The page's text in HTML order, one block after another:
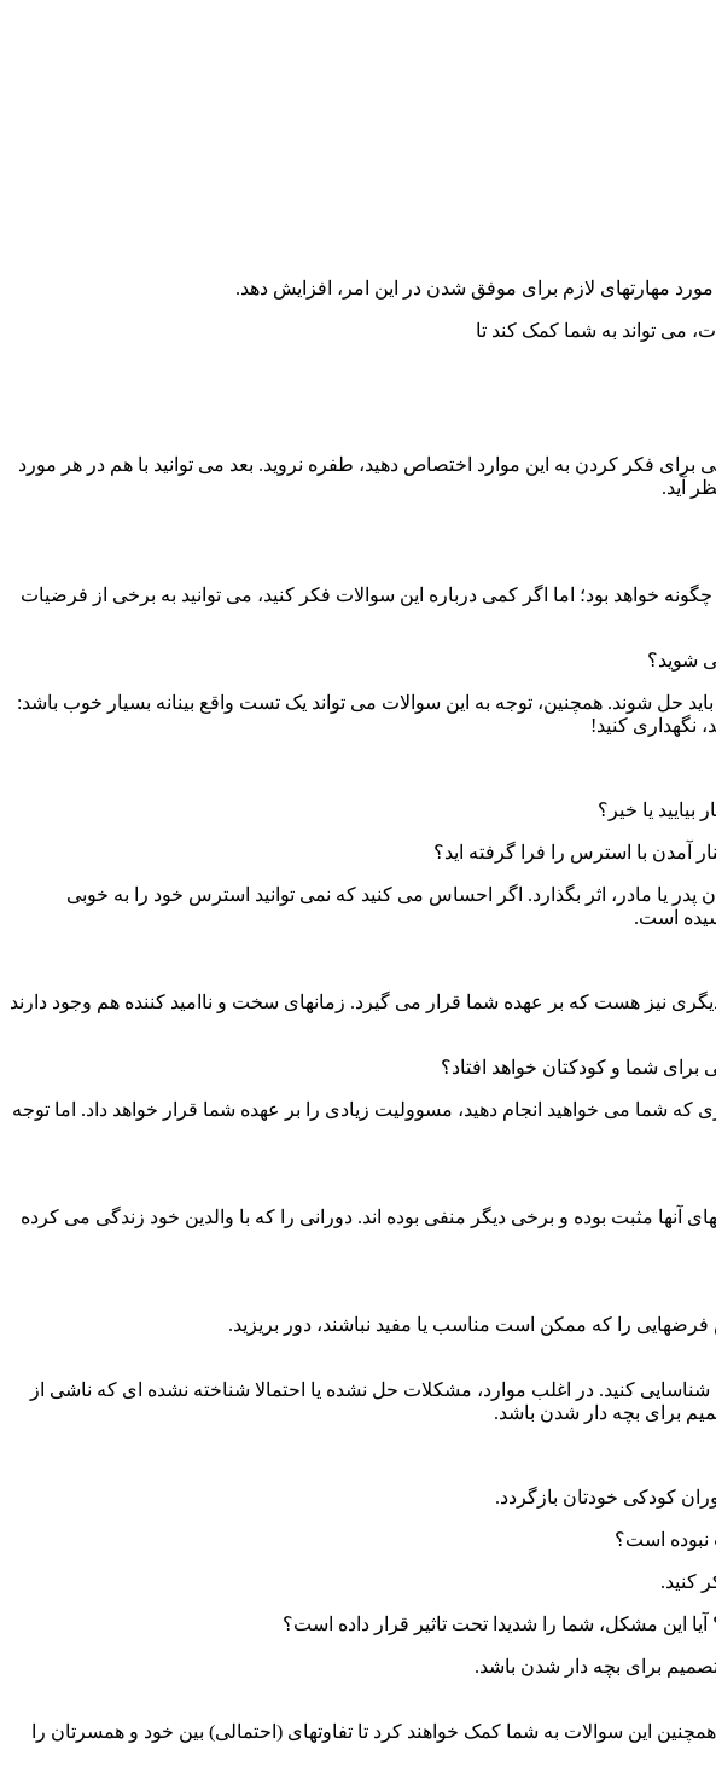
مهارتهای لازم برای موفق شدن در این امر، افزایش دهد.
می تواند به شما کمک کند تا
برای فکر کردن به این موارد اختصاص دهید، طفره نروید. بعد می توانید با هم در هر مورد
آید.
خواهد بود؛ اما اگر کمی درباره این سوالات فکر کنید، می توانید به برخی از فرضیات
شوید؟
حل شوند. همچنین، توجه به این سوالات می تواند یک تست واقع بینانه بسیار خوب باشد:
نگهداری کنید!
یا خیر؟
با استرس را فرا گرفته اید؟
یا مادر، اثر بگذارد. اگر احساس می کنید که نمی توانید استرس خود را به خوبی
است.
نیز هست که بر عهده شما قرار می گیرد. زمانهای سخت و ناامید کننده هم وجود دارند
برای شما و کودکتان خواهد افتاد؟
که شما می خواهید انجام دهید، مسوولیت زیادی را بر عهده شما قرار خواهد داد. اما توجه
آنها مثبت بوده و برخی دیگر منفی بوده اند. دورانی را که با والدین خود زندگی می کرده
را که ممکن است مناسب یا مفید نباشند، دور بریزید.
کنید. در اغلب موارد، مشکلات حل نشده یا احتمالا شناخته نشده ای که ناشی از
برای بچه دار شدن باشد.
کودکی خودتان بازگردد.
نبوده است؟
کنید.
این مشکل، شما را شدیدا تحت تاثیر قرار داده است؟
برای بچه دار شدن باشد.
این سوالات به شما کمک خواهند کرد تا تفاوتهای (احتمالی) بین خود و همسرتان را